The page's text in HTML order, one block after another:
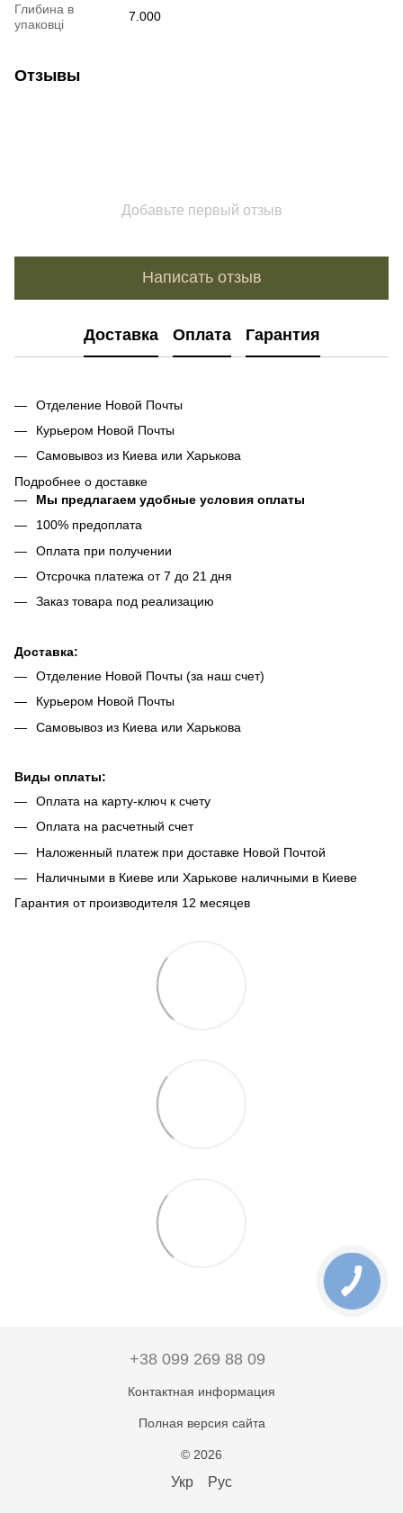
Глибина в
упаковці
7.000
Отзывы
Добавьте первый отзыв
Написать отзыв
Доставка Оплата Гарантия
Отделение Новой Почты
Курьером Новой Почты
Самовывоз из Киева или Харькова
Подробнее о доставке
Мы предлагаем удобные условия оплаты
100% предоплата
Оплата при получении
Отсрочка платежа от 7 до 21 дня
Заказ товара под реализацию
Доставка:
Отделение Новой Почты (за наш счет)
Курьером Новой Почты
Самовывоз из Киева или Харькова
Виды оплаты:
Оплата на карту-ключ к счету
Оплата на расчетный счет
Наложенный платеж при доставке Новой Почтой
Наличными в Киеве или Харькове наличными в Киеве
Гарантия от производителя 12 месяцев
+38 099 269 88 09
Контактная информация
Полная версия сайта
© 2026
Укр Рус